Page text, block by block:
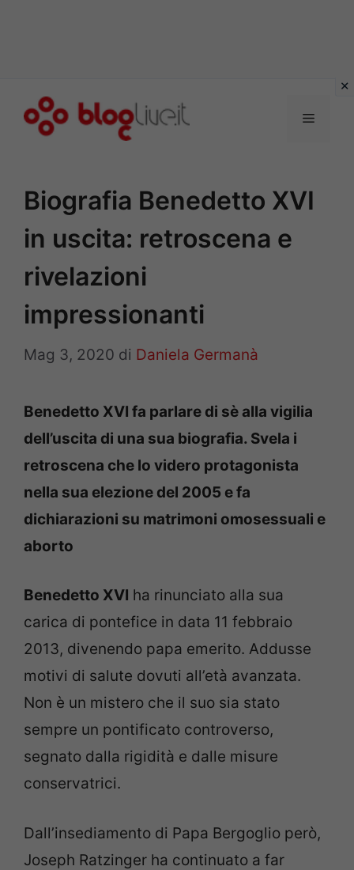
Menu
Biografia Benedetto XVI
in uscita: retroscena e
rivelazioni
impressionanti
Mag 3, 2020 di Daniela Germanà
Benedetto XVI fa parlare di sè alla vigilia
dell’uscita di una sua biografia. Svela i
retroscena che lo videro protagonista
nella sua elezione del 2005 e fa
dichiarazioni su matrimoni omosessuali e
aborto
Benedetto XVI ha rinunciato alla sua
carica di pontefice in data 11 febbraio
2013, divenendo papa emerito. Addusse
motivi di salute dovuti all’età avanzata.
Non è un mistero che il suo sia stato
sempre un pontificato controverso,
segnato dalla rigidità e dalle misure
conservatrici.
Dall’insediamento di Papa Bergoglio però,
Joseph Ratzinger ha continuato a far